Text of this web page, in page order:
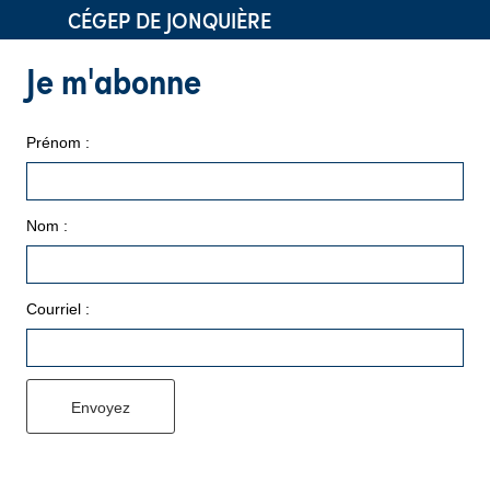
CÉGEP DE JONQUIÈRE
Je m'abonne
Prénom :
Nom :
Courriel :
Envoyez